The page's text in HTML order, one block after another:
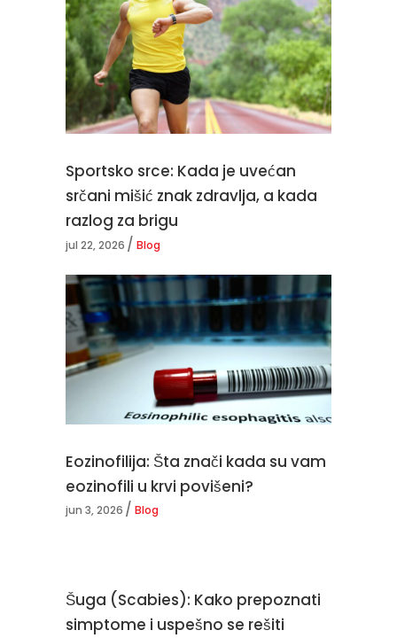
Sportsko srce: Kada je uvećan
srčani mišić znak zdravlja, a kada
razlog za brigu
jul 22, 2026 Blog
Eozinofilija: Šta znači kada su vam
eozinofili u krvi povišeni?
jun 3, 2026 Blog
Šuga (Scabies): Kako prepoznati
simptome i uspešno se rešiti